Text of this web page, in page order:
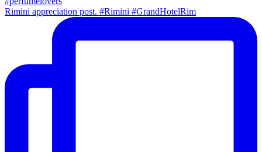
Rimini appreciation post. #Rimini #GrandHotelRim